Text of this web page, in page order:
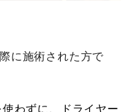
に施術された方で
わずに、ドライヤー